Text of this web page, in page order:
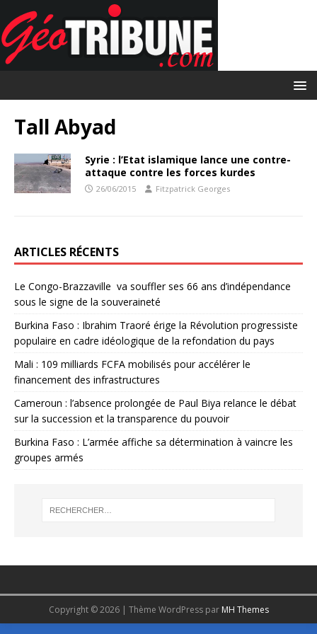
Tall Abyad
Syrie : l’Etat islamique lance une contre-
attaque contre les forces kurdes
26/06/2015 Fitzpatrick Georges
ARTICLES RÉCENTS
Le Congo-Brazzaville va souffler ses 66 ans d’indépendance
sous le signe de la souveraineté
Burkina Faso : Ibrahim Traoré érige la Révolution progressiste
populaire en cadre idéologique de la refondation du pays
Mali : 109 milliards FCFA mobilisés pour accélérer le
financement des infrastructures
Cameroun : l’absence prolongée de Paul Biya relance le débat
sur la succession et la transparence du pouvoir
Burkina Faso : L’armée affiche sa détermination à vaincre les
groupes armés
Copyright © 2026 | Thème WordPress par MH Themes